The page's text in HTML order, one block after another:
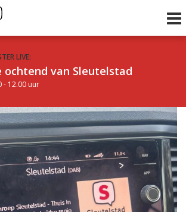
LIVE:
ochtend van Sleutelstad
- 12.00 uur
Sleutelstad
uur 1 van 0 Volgend uur